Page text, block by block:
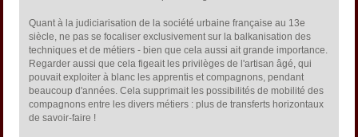
Quant à la judiciarisation de la société urbaine française au 13e
siècle, ne pas se focaliser exclusivement sur la balkanisation des
techniques et de métiers - bien que cela aussi ait grande importance.
Regarder aussi que cela figeait les privilèges de l'artisan âgé, qui
pouvait exploiter à blanc les apprentis et compagnons, pendant
beaucoup d'années. Cela supprimait les possibilités de mobilité des
compagnons entre les divers métiers : plus de transferts horizontaux
de savoir-faire !